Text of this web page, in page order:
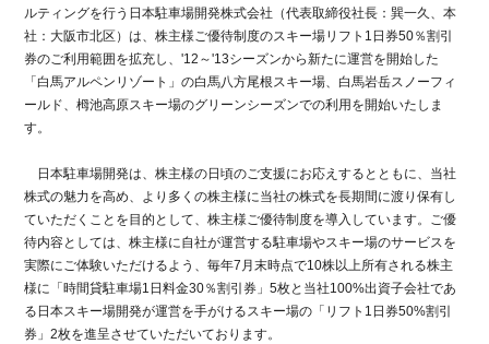
ルティングを行う日本駐車場開発株式会社（代表取締役社長：巽一久、本
社：大阪市北区）は、株主様ご優待制度のスキー場リフト1日券50％割引
券のご利用範囲を拡充し、'12～'13シーズンから新たに運営を開始した
「白馬アルペンリゾート」の白馬八方尾根スキー場、白馬岩岳スノーフィ
ールド、栂池高原スキー場のグリーンシーズンでの利用を開始いたしま
す。
日本駐車場開発は、株主様の日頃のご支援にお応えするとともに、当社
株式の魅力を高め、より多くの株主様に当社の株式を長期間に渡り保有し
ていただくことを目的として、株主様ご優待制度を導入しています。ご優
待内容としては、株主様に自社が運営する駐車場やスキー場のサービスを
実際にご体験いただけるよう、毎年7月末時点で10株以上所有される株主
様に「時間貸駐車場1日料金30％割引券」5枚と当社100%出資子会社であ
る日本スキー場開発が運営を手がけるスキー場の「リフト1日券50%割引
券」2枚を進呈させていただいております。